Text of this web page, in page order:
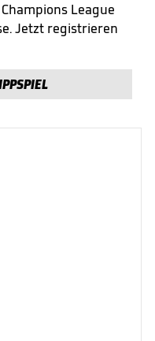
League
Jetzt registrieren